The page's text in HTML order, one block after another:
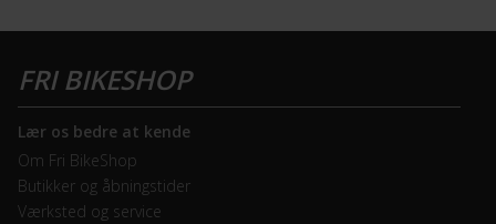
Lær os bedre at kende
Om Fri BikeShop
Butikker og åbningstider
Værksted og service